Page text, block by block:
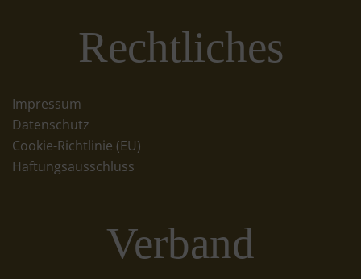
Rechtliches
Impressum
Datenschutz
Cookie-Richtlinie (EU)
Haftungsausschluss
Verband